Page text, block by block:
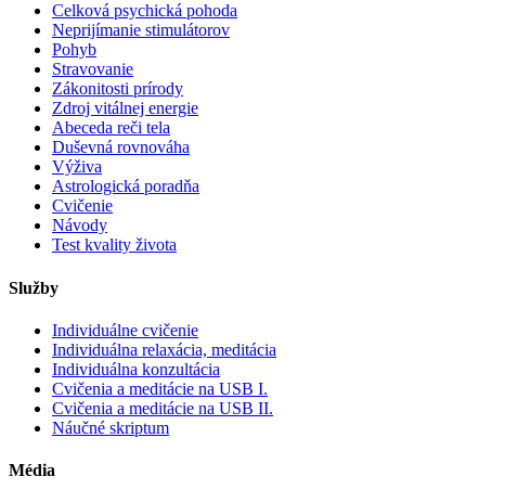
Celková psychická pohoda
Neprijímanie stimulátorov
Pohyb
Stravovanie
Zákonitosti prírody
Zdroj vitálnej energie
Abeceda reči tela
Duševná rovnováha
Výživa
Astrologická poradňa
Cvičenie
Návody
Test kvality života
Služby
Individuálne cvičenie
Individuálna relaxácia, meditácia
Individuálna konzultácia
Cvičenia a meditácie na USB I.
Cvičenia a meditácie na USB II.
Náučné skriptum
Média